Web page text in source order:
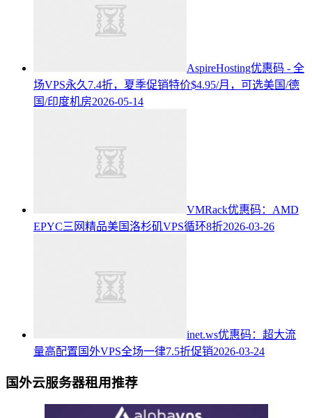
AspireHosting优惠码 - 全
场VPS永久7.4折，夏季促销特价$4.95/月，可选美国/德
国/印度机房2026-05-14
VMRack优惠码：AMD
EPYC三网精品美国洛杉矶VPS循环8折2026-03-26
inet.ws优惠码：超大流
量高配置国外VPS全场一律7.5折促销2026-03-24
国外云服务器租用推荐